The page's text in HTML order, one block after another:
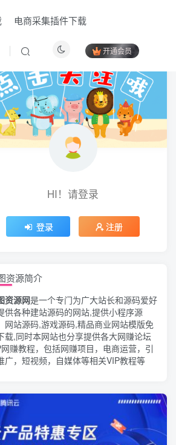
电商采集插件下载
开通会员
HI！请登录
登录 注册
HI！请登录
登录 注册
资源简介
资源网是一个专门为广大站长和源码爱好
供各种建站源码的网站,提供小程序源
网站源码,游戏源码,精品商业网站模版免
载,同时本网站也分享提供各大网赚论坛
赚教程，包括网赚项目，电商运营，引
广，短视频，自媒体等相关VIP教程等